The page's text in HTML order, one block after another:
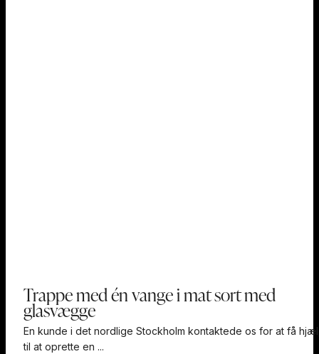
Trappe med én vange i mat sort med
glasvægge
En kunde i det nordlige Stockholm kontaktede os for at få
til at oprette en ...